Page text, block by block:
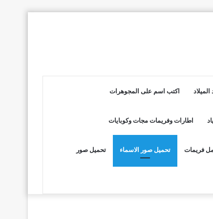
اكتب اسم على المجوهرات
اطارات وفريمات مجات وكوبايات
فريمات تحميل صور الاسماء تحميل صور